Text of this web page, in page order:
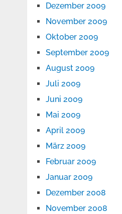
Dezember 2009
November 2009
Oktober 2009
September 2009
August 2009
Juli 2009
Juni 2009
Mai 2009
April 2009
März 2009
Februar 2009
Januar 2009
Dezember 2008
November 2008